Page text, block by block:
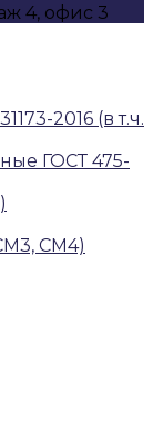
4, офис 3
2016 (в т.ч.
ГОСТ 475-
СМ4)